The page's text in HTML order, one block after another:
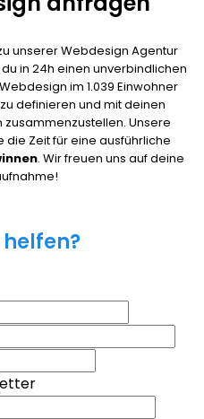
unserer Webdesign Agentur
in 24h einen unverbindlichen
im 1.039 Einwohner
definieren und mit deinen
Unsere
die Zeit für eine ausführliche
. Wir freuen uns auf deine